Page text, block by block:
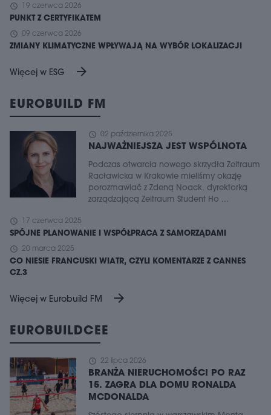
schedule 19 czerwca 2026
PUNKT Z CERTYFIKATEM
schedule 09 czerwca 2026
ZMIANY KLIMATYCZNE WPŁYWAJĄ NA WYBÓR LOKALIZACJI
Więcej w ESG arrow_forward
EUROBUILD FM
schedule 02 października 2025
NAJWAŻNIEJSZA JEST WSPÓLNOTA
Podczas otwarcia nowego skrzydła Zeitraum
Racławicka w Krakowie mieliśmy okazję
porozmawiać z Zdeną Noack, dyrektorką
zarządzającą Zeitraum Student Ho ...
schedule 17 czerwca 2025
SPÓJNE PLANOWANIE I WSPÓŁPRACA Z SAMORZĄDAMI
schedule 20 marca 2025
CO NIESIE FRANCUSKI WIATR, CZYLI KOMENTARZE Z CANNES
CZ.3
Więcej w Eurobuild FM arrow_forward
EUROBUILDCEE
schedule 22 lipca 2026
BRANŻA NIERUCHOMOŚCI PO RAZ
15. ZAGRA DLA DOMU RONALDA
MCDONALDA